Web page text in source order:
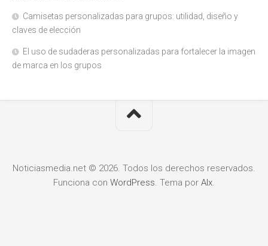
Camisetas personalizadas para grupos: utilidad, diseño y
claves de elección
El uso de sudaderas personalizadas para fortalecer la imagen
de marca en los grupos
Noticiasmedia.net © 2026. Todos los derechos reservados.
Funciona con WordPress. Tema por Alx.